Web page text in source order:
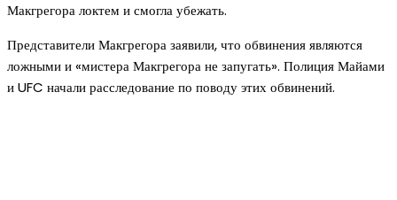
Макгрегора локтем и смогла убежать.
Представители Макгрегора заявили, что обвинения являются
ложными и «мистера Макгрегора не запугать». Полиция Майами
и UFC начали расследование по поводу этих обвинений.